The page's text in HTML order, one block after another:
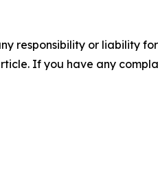
responsibility or liability
If you have any